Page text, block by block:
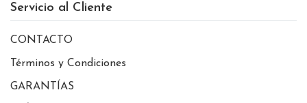
Servicio al Cliente
CONTACTO
Términos y Condiciones
GARANTÍAS